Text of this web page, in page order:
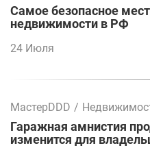
Самое безопасное
недвижимости в РФ
24 Июля
МастерDDD /
Гаражная амнистия
изменится для